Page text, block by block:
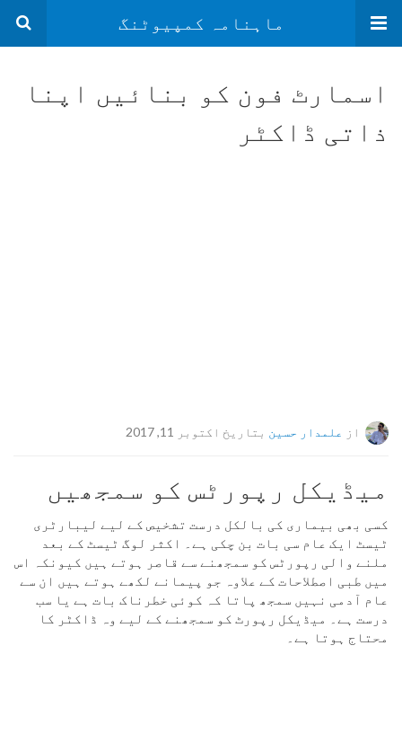
ماہنامہ کمپیوٹنگ
اسمارٹ فون کو بنائیں اپنا
ذاتی ڈاکٹر
از علمدار حسین بتاریخ اکتوبر 11, 2017
میڈیکل رپورٹس کو سمجھیں
کسی بھی بیماری کی بالکل درست تشخیص کے لیے لیبارٹری
ٹیسٹ ایک عام سی بات بن چکی ہے۔ اکثر لوگ ٹیسٹ کے بعد
ملنے والی رپورٹس کو سمجھنے سے قاصر ہوتے ہیں کیونکہ اس
میں طبی اصطلاحات کے علاوہ جو پیمانے لکھے ہوتے ہیں ان سے
عام آدمی نہیں سمجھ پاتا کہ کوئی خطرناک بات ہے یا سب
درست ہے۔ میڈیکل رپورٹ کو سمجھنے کے لیے وہ ڈاکٹر کا
محتاج ہوتا ہے۔